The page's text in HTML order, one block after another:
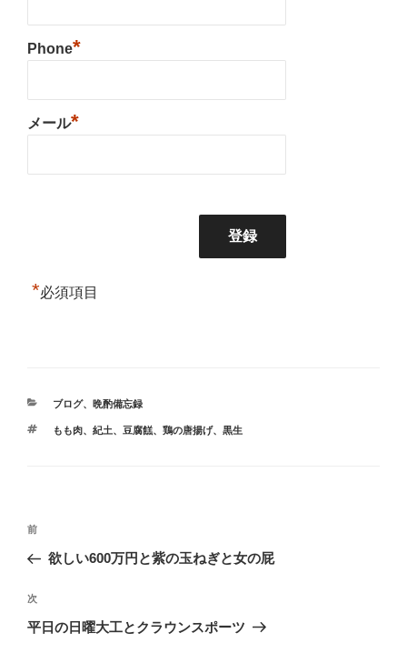
Phone*
メール*
*必須項目
カ
ゴ
ブログ、 晩酌備忘録
タ
もも肉、 紀土、 豆腐餻、 鶏の唐揚げ、 黒生
投
ナ
ビ
ゲ
前
の
稿
前
欲しい600万円と紫の玉ねぎと女の屁
次
の
次
平日の日曜大工とクラウンスポーツ